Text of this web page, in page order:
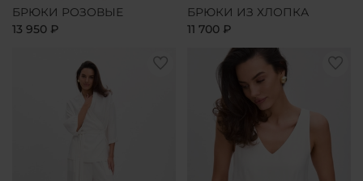
БРЮКИ РОЗОВЫЕ
13 950 ₽
БРЮКИ ИЗ ХЛОПКА
11 700 ₽